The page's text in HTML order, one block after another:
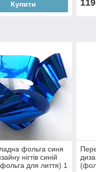
Купити 119
фольга синя
нігтів синій
для лиття) 1